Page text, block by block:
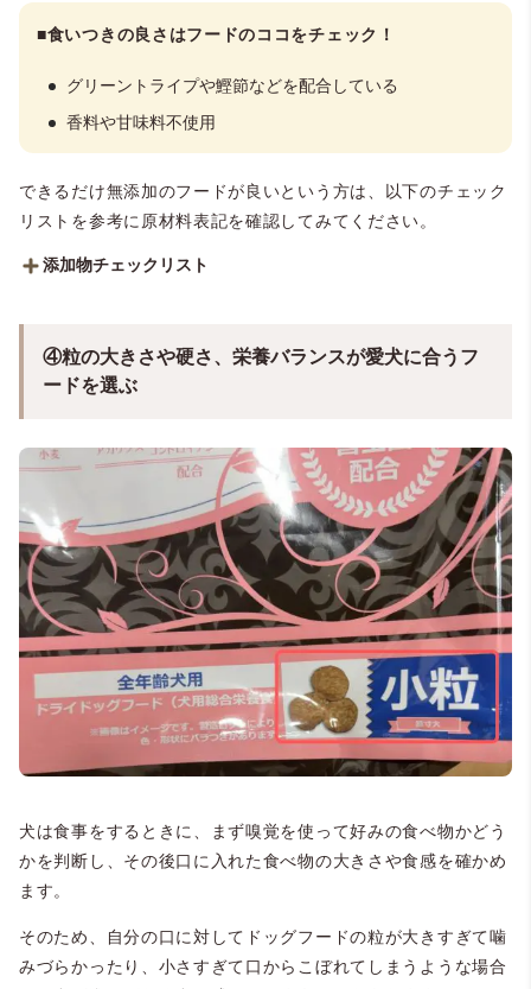
■食いつきの良さはフードのココをチェック！
グリーントライプや鰹節などを配合している
香料や甘味料不使用
できるだけ無添加のフードが良いという方は、以下のチェック
リストを参考に原材料表記を確認してみてください。
添加物チェックリスト
栄養添加物
…食品では補いきれない栄養素
を付加する。加熱製造で失活し
たビタミンやミネラルなどを補
う
着色料・発色剤
（赤色102号など）
…美味しそうに見せること
で飼い主さんの興味をひく
酸化防止剤・保存料
（ローズマリーなど）
…フードの品質を維持する。
生タイプでは湿潤調整剤なども
配合される
…天然由来と化学合成成分があ
り、後者のほうが強力な作用が
甘味料
（スクロースなど）
…嗜好性が高まるため原材
料の品質があまり良くない
場合に使用されることがあ
る
④粒の大きさや硬さ、栄養バランスが愛犬に合うフ
ードを選ぶ
犬は食事をするときに、まず嗅覚を使って好みの食べ物かどう
かを判断し、その後口に入れた食べ物の大きさや食感を確かめ
ます。
そのため、自分の口に対してドッグフードの粒が大きすぎて噛
みづらかったり、小さすぎて口からこぼれてしまうような場合